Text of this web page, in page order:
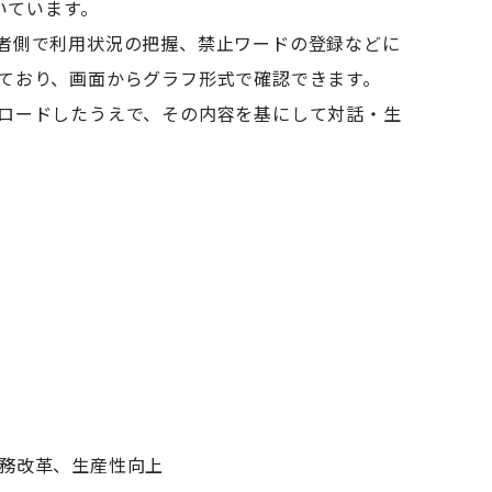
います。
で利用状況の把握、禁止ワードの登録などに
り、画面からグラフ形式で確認できます。
ドしたうえで、その内容を基にして対話・生
改革、生産性向上